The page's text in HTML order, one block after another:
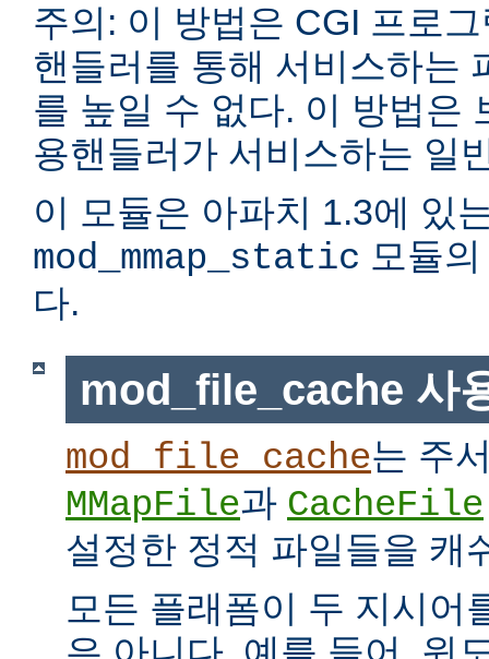
주의: 이 방법은 CGI 프로
핸들러를 통해 서비스하는
를 높일 수 없다. 이 방법은
용핸들러가 서비스하는 일
이 모듈은 아파치 1.3에 있
mod_mmap_static 모듈
다.
mod_file_cache 사
mod_file_cache는 주
MMapFile과 CacheFile
설정한 정적 파일들을 캐
모든 플래폼이 두 지시어